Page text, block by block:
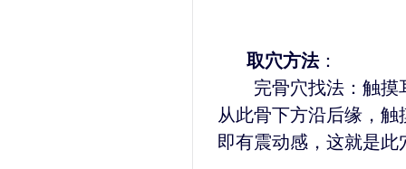
取穴方法：
完骨穴找法：触摸
从此骨下方沿后缘，
即有震动感，这就是此